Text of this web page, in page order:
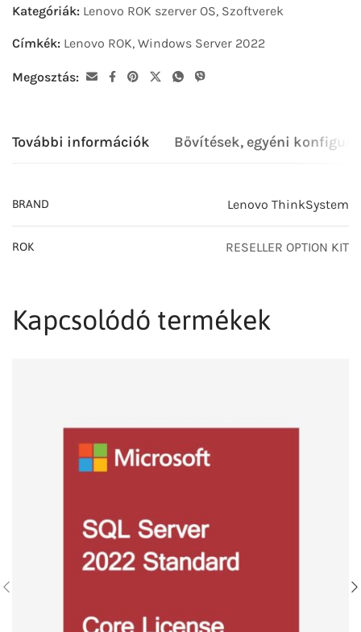
Kategóriák: Lenovo ROK szerver OS, Szoftverek
Címkék: Lenovo ROK, Windows Server 2022
Megosztás:
További információk Bővítések, egyéni
BRAND Lenovo ThinkSystem
ROK RESELLER OPTION KIT
Kapcsolódó termékek